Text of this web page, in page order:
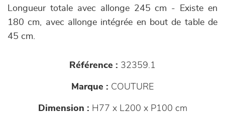
Longueur totale avec allonge 245 cm - Existe en
180 cm, avec allonge intégrée en bout de table de
45 cm.
Référence : 32359.1
Marque : COUTURE
Dimension : H77 x L200 x P100 cm